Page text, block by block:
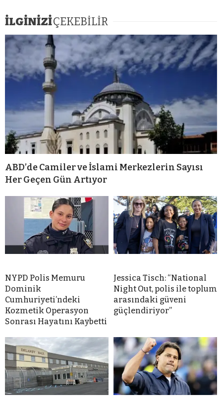
İLGİNİZİÇEKEBİLİR
ABD’de Camiler ve İslami Merkezlerin Sayısı
Her Geçen Gün Artıyor
NYPD Polis Memuru
Dominik
Cumhuriyeti’ndeki
Kozmetik Operasyon
Sonrası Hayatını Kaybetti
Jessica Tisch: “National
Night Out, polis ile toplum
arasındaki güveni
güçlendiriyor”